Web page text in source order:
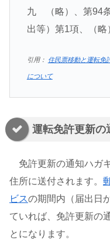
九 （略）、第94
出等）第1項、（
引用： 住民票移動と運転免
について
運転免許更新の
免許更新の通知ハガ
住所に送付されます。
ビスの期間内（届出日
ていれば、免許更新の
とになります。